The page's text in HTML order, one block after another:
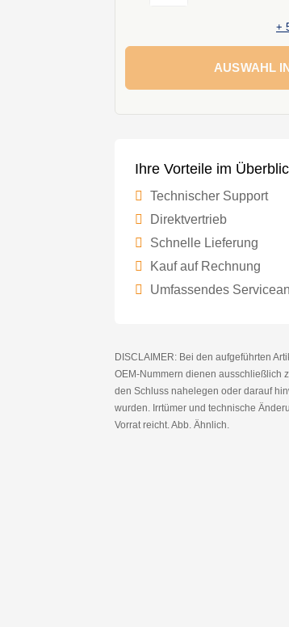
+
AUSWAHL
Ihre Vorteile im
Technischer Support
Direktvertrieb
Schnelle Lieferung
Kauf auf Rechnung
Umfassendes
DISCLAIMER: Bei den aufgeführten
OEM-Nummern dienen ausschließlich
den Schluss nahelegen oder darauf
wurden. Irrtümer und technische
Vorrat reicht. Abb. Ähnlich.